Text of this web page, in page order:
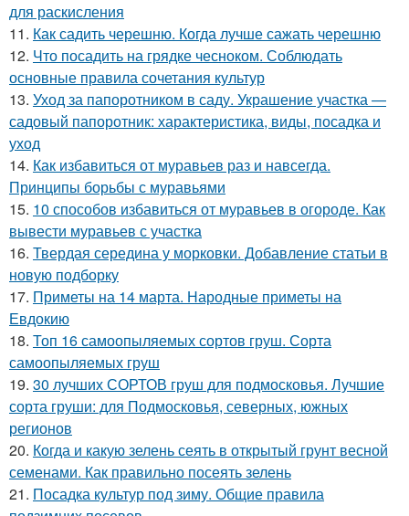
для раскисления
11. Как садить черешню. Когда лучше сажать черешню
12. Что посадить на грядке чесноком. Соблюдать
основные правила сочетания культур
13. Уход за папоротником в саду. Украшение участка —
садовый папоротник: характеристика, виды, посадка и
уход
14. Как избавиться от муравьев раз и навсегда.
Принципы борьбы с муравьями
15. 10 способов избавиться от муравьев в огороде. Как
вывести муравьев с участка
16. Твердая середина у морковки. Добавление статьи в
новую подборку
17. Приметы на 14 марта. Народные приметы на
Евдокию
18. Топ 16 самоопыляемых сортов груш. Сорта
самоопыляемых груш
19. 30 лучших СОРТОВ груш для подмосковья. Лучшие
сорта груши: для Подмосковья, северных, южных
регионов
20. Когда и какую зелень сеять в открытый грунт весной
семенами. Как правильно посеять зелень
21. Посадка культур под зиму. Общие правила